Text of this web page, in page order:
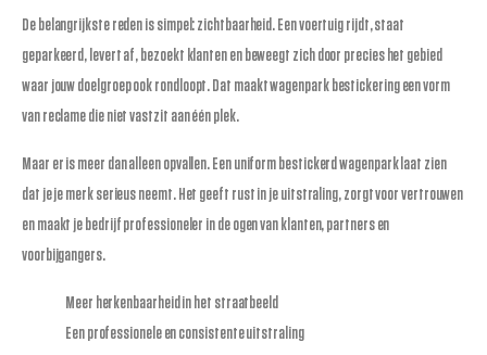
De belangrijkste reden is simpel: zichtbaarheid. Een voertuig rijdt, staat
geparkeerd, levert af, bezoekt klanten en beweegt zich door precies het gebied
waar jouw doelgroep ook rondloopt. Dat maakt wagenpark bestickering een vorm
van reclame die niet vastzit aan één plek.
Maar er is meer dan alleen opvallen. Een uniform bestickerd wagenpark laat zien
dat je je merk serieus neemt. Het geeft rust in je uitstraling, zorgt voor vertrouwen
en maakt je bedrijf professioneler in de ogen van klanten, partners en
voorbijgangers.
Meer herkenbaarheid in het straatbeeld
Een professionele en consistente uitstraling